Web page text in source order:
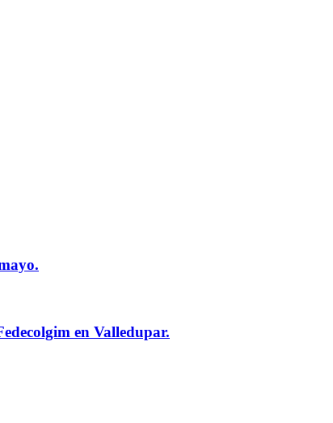
en Valledupar.